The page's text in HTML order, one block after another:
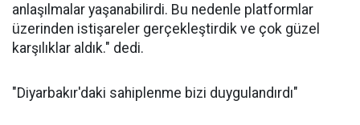
anlaşılmalar yaşanabilirdi. Bu nedenle platformlar
üzerinden istişareler gerçekleştirdik ve çok güzel
karşılıklar aldık." dedi.
"Diyarbakır'daki sahiplenme bizi duygulandırdı"